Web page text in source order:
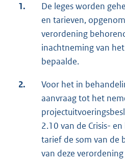
1.
De leges worden
en tarieven,
verordening
inachtneming van
bepaalde.
2.
Voor het in
aanvraag tot het
2.10 van de Crisis-
tarief de som van de
van deze